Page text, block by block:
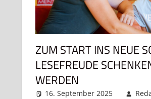
ZUM START INS NEUE
LESEFREUDE
WERDEN
16. September 2025